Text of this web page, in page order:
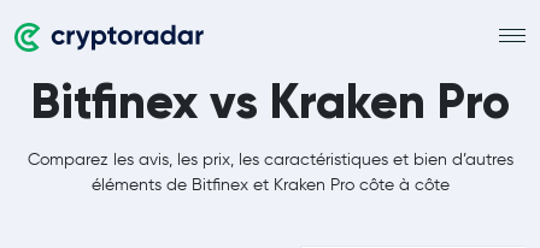
Bitfinex vs Kraken Pro
Comparez les avis, les prix, les caractéristiques et bien d’autres
éléments de Bitfinex et Kraken Pro côte à côte